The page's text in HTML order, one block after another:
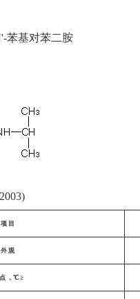
苯基对苯二胺
项 目
外 观
，℃ ≥